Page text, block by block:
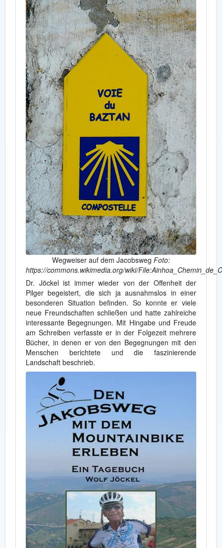
Wegweiser auf dem Jacobsweg Foto:
https://commons.wikimedia.org/wiki/
Dr. Jöckel ist immer wieder von der Offenheit der
Pilger begeistert, die sich ja ausnahmslos in einer
besonderen Situation befinden. So konnte er viele
neue Freundschaften schließen und hatte zahlreiche
interessante Begegnungen. Mit Hingabe und Freude
am Schreiben verfasste er in der Folgezeit mehrere
Bücher, in denen er von den Begegnungen mit den
Menschen berichtete und die faszinierende
Landschaft beschrieb.